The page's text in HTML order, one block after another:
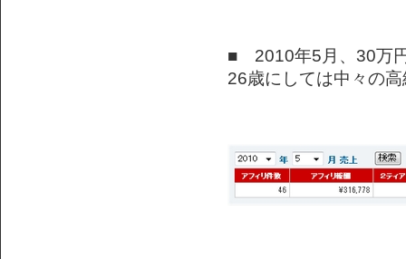
■ 2010年5月、30万
26歳にしては中々の